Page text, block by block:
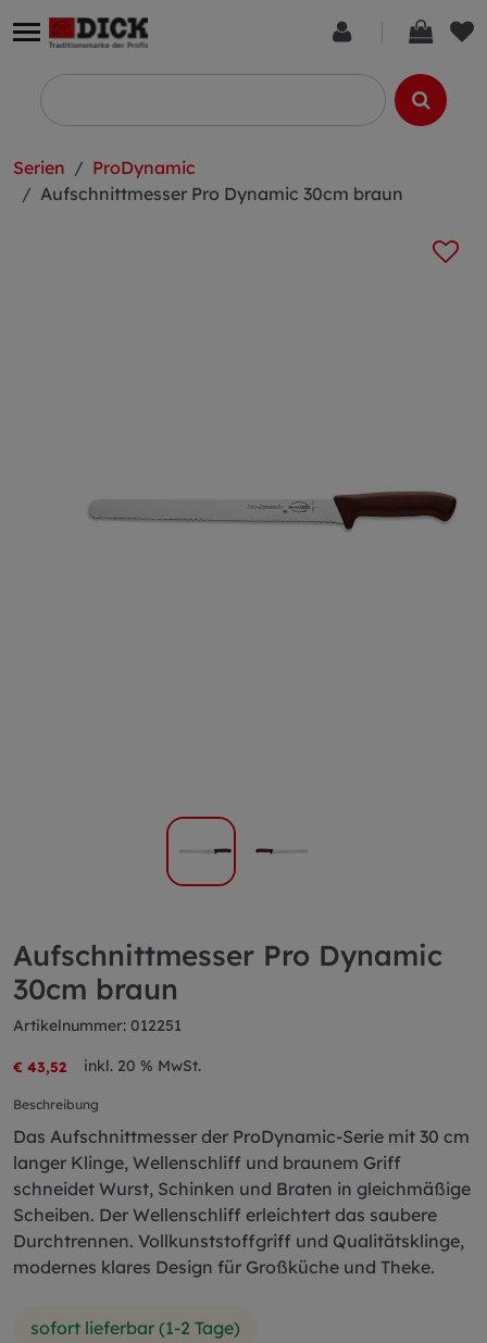
Serien
ProDynamic
Aufschnittmesser Pro Dynamic 30cm braun
Aufschnittmesser Pro Dynamic
30cm braun
Artikelnummer: 012251
€ 43,52 inkl. 20 % MwSt.
Beschreibung
Das Aufschnittmesser der ProDynamic-Serie mit 30 cm
langer Klinge, Wellenschliff und braunem Griff
schneidet Wurst, Schinken und Braten in gleichmäßige
Scheiben. Der Wellenschliff erleichtert das saubere
Durchtrennen. Vollkunststoffgriff und Qualitätsklinge,
modernes klares Design für Großküche und Theke.
sofort lieferbar (1-2 Tage)